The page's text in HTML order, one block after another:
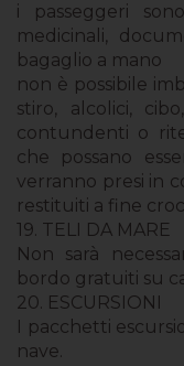
i passeggeri
medicinali,
bagaglio a mano
non è possibile
stiro, alcolici,
contundenti o
che possano
verranno presi in
restituiti a fine
19. TELI DA MARE
Non sarà
bordo gratuiti su
20. ESCURSIONI
I pacchetti
nave.